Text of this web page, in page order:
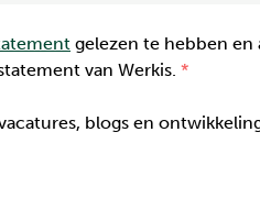
gelezen te hebben
van Werkis.
blogs en